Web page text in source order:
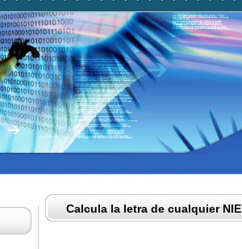
Calcula la letra de cualquier NIE